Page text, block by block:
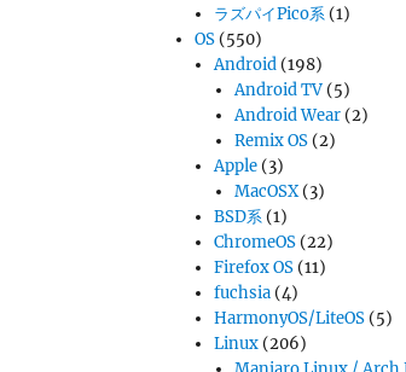
ラズパイPico系 (1)
OS (550)
Android (198)
Android TV(5)
Android Wear(2)
Remix OS(2)
Apple (3)
MacOSX(3)
BSD系 (1)
ChromeOS (22)
Firefox OS (11)
fuchsia (4)
HarmonyOS/LiteOS (5)
Linux (206)